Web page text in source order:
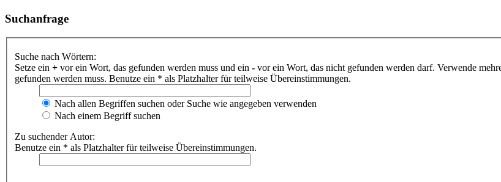
Suchanfrage
Suche nach Wörtern:
Setze ein + vor ein Wort, das gefunden werden muss und ein - vor ein Wort, das nicht gefunden werden darf. Verwende
gefunden werden muss. Benutze ein * als Platzhalter für teilweise Übereinstimmungen.
Nach allen Begriffen suchen oder Suche wie angegeben verwenden
Nach einem Begriff suchen
Zu suchender Autor:
Benutze ein * als Platzhalter für teilweise Übereinstimmungen.